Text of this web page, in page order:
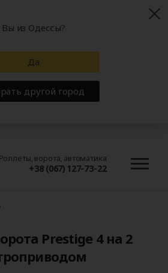
Роллеты, ворота, автоматика
+38 (067) 127-73-22
Prestige 4 на 2
Вы из Одессы?
Да
другой город